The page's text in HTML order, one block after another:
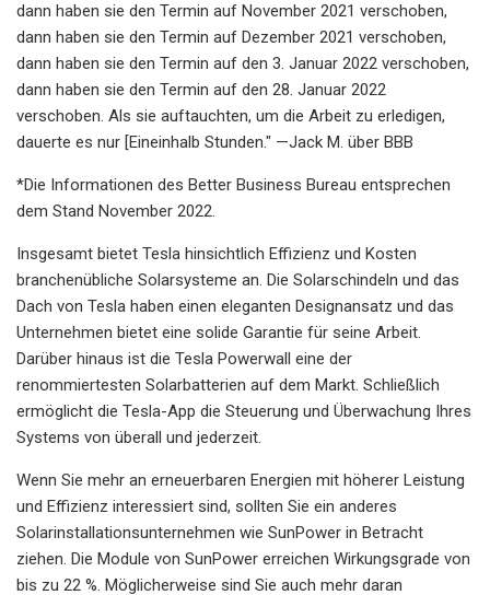
dann haben sie den Termin auf November 2021 verschoben,
dann haben sie den Termin auf Dezember 2021 verschoben,
dann haben sie den Termin auf den 3. Januar 2022 verschoben,
dann haben sie den Termin auf den 28. Januar 2022
verschoben. Als sie auftauchten, um die Arbeit zu erledigen,
dauerte es nur [Eineinhalb Stunden." —Jack M. über BBB
*Die Informationen des Better Business Bureau entsprechen
dem Stand November 2022.
Insgesamt bietet Tesla hinsichtlich Effizienz und Kosten
branchenübliche Solarsysteme an. Die Solarschindeln und das
Dach von Tesla haben einen eleganten Designansatz und das
Unternehmen bietet eine solide Garantie für seine Arbeit.
Darüber hinaus ist die Tesla Powerwall eine der
renommiertesten Solarbatterien auf dem Markt. Schließlich
ermöglicht die Tesla-App die Steuerung und Überwachung Ihres
Systems von überall und jederzeit.
Wenn Sie mehr an erneuerbaren Energien mit höherer Leistung
und Effizienz interessiert sind, sollten Sie ein anderes
Solarinstallationsunternehmen wie SunPower in Betracht
ziehen. Die Module von SunPower erreichen Wirkungsgrade von
bis zu 22 %. Möglicherweise sind Sie auch mehr daran